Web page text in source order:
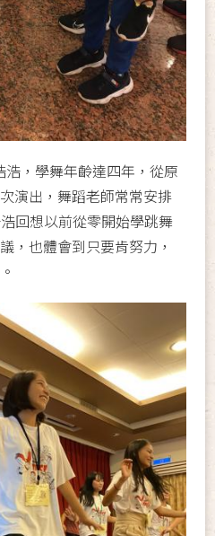
浩，學舞年齡達四年，從原
演出，舞蹈老師常常安排
回想以前從零開始學跳舞
，也體會到只要肯努力，